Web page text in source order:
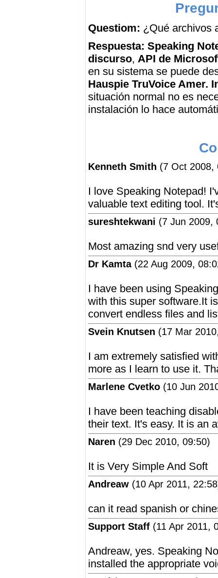
Questiom: ¿Qué archivos
Respuesta: Speaking
discurso, API de
en su sistema se puede
Hauspie TruVoice Amer.
situación normal no es
instalación lo hace
Kenneth Smith (7 Oct 2008,
I love Speaking Notepad!
valuable text editing tool.
sureshtekwani (7 Jun 2009,
Most amazing snd very
Dr Kamta(22 Aug 2009,
I have been using
with this super software.It
convert endless files and
Svein Knutsen (17 Mar
I am extremely satisfied
more as I learn to use it.
Marlene Cvetko (10 Jun
I have been teaching
their text. It's easy. It is an
Naren (29 Dec 2010, 09:50)
It is Very Simple And Soft
Andreaw (10 Apr 2011,
can it read spanish or
Support Staff (11 Apr 2011,
Andreaw, yes. Speaking
installed the appropriate